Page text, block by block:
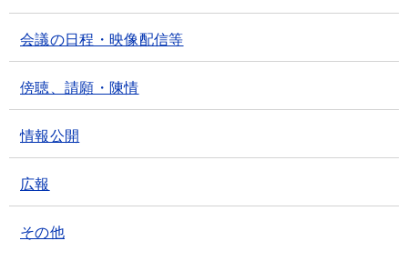
会議の日程・映像配信等
傍聴、請願・陳情
情報公開
広報
その他